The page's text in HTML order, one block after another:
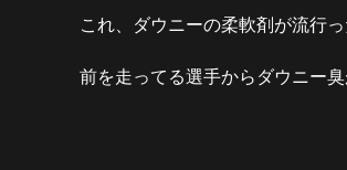
これ、ダウニーの柔軟剤が流行
前を走ってる選手からダウニー